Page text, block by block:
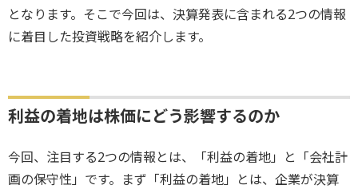
となります。そこで今回は、決算発表に含まれる2つの情報
に着目した投資戦略を紹介します。
利益の着地は株価にどう影響するのか
今回、注目する2つの情報とは、「利益の着地」と「会社計
画の保守性」です。まず「利益の着地」とは、企業が決算